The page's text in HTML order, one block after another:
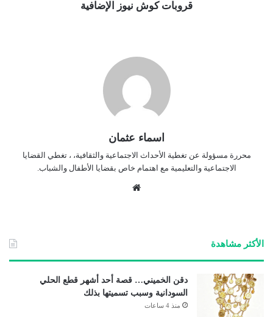
قروبات كوش نيوز الإضافية
اسماء عثمان
محررة مسؤولة عن تغطية الأحداث الاجتماعية والثقافية، ، تغطي القضايا
الاجتماعية والتعليمية مع اهتمام خاص بقضايا الأطفال والشباب.
الأكثر مشاهدة
دقن الخميني… قصة أحد أشهر قطع الحلي
السودانية وسبب تسميتها بذلك
منذ 4 ساعات